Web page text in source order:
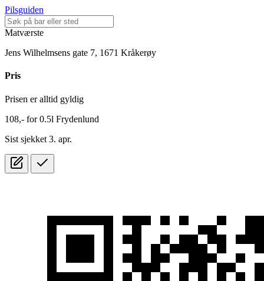
Pilsguiden
Matværste
Jens Wilhelmsens gate 7, 1671 Kråkerøy
Pris
Prisen er alltid gyldig
108,- for0.5l Frydenlund
Sist sjekket 3. apr.